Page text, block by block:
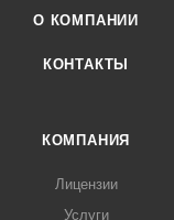
О КОМПАНИИ
КОНТАКТЫ
КОМПАНИЯ
Лицензии
Услуги